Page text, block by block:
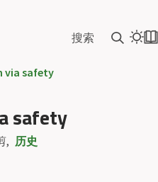
搜索
via safety
safety
历史